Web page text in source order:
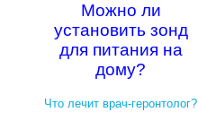
Можно ли
установить зонд
для питания на
дому?
Что лечит врач-геронтолог?